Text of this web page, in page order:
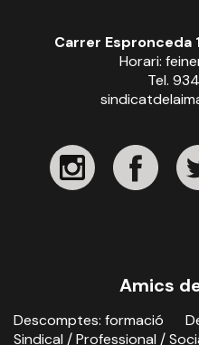
Carrer Espronceda
Horari:
Tel.
Amics
Descomptes: formació
Sindical / Professional /